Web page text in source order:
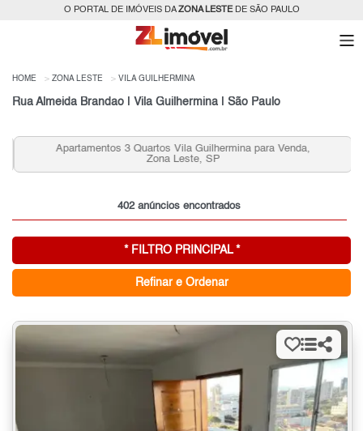
O PORTAL DE IMÓVEIS DAZONA LESTEDE SÃO PAULO
HOME ZONA LESTE VILA GUILHERMINA
Rua Almeida Brandao | Vila Guilhermina | São Paulo
Apartamentos 3 Quartos Vila Guilhermina para Venda,
Zona Leste, SP
402 anúncios encontrados
* FILTRO PRINCIPAL *
Refinar e Ordenar